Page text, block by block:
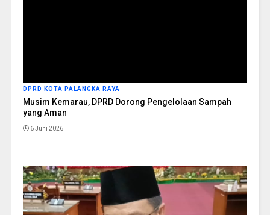
DPRD KOTA PALANGKA RAYA
Musim Kemarau, DPRD Dorong Pengelolaan Sampah
yang Aman
6 Juni 2026